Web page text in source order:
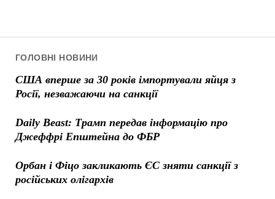
ГОЛОВНІ НОВИНИ
США вперше за 30 років імпортували яйця з
Росії, незважаючи на санкції
Daily Beast: Трамп передав інформацію про
Джеффрі Епштейна до ФБР
Орбан і Фіцо закликають ЄС зняти санкції з
російських олігархів